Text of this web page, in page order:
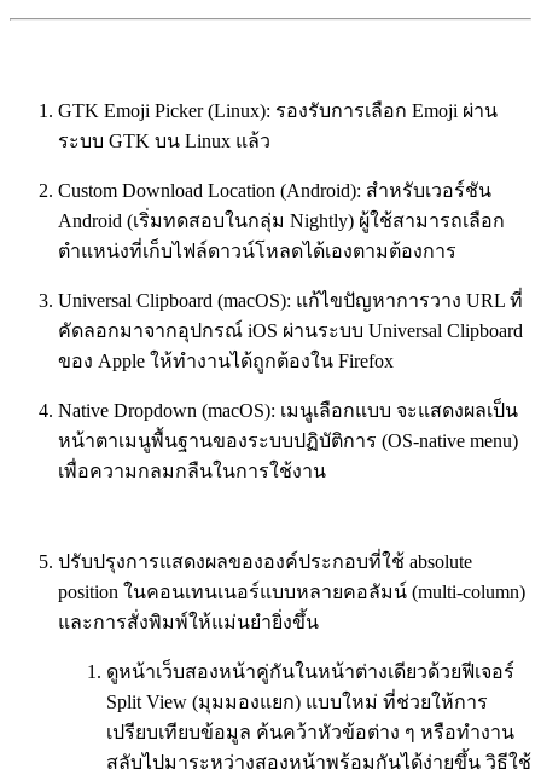
GTK Emoji Picker (Linux): รองรับการเลือก Emoji ผ่าน
ระบบ GTK บน Linux แล้ว
Custom Download Location (Android): สำหรับเวอร์ชัน
Android (เริ่มทดสอบในกลุ่ม Nightly) ผู้ใช้สามารถเลือก
ตำแหน่งที่เก็บไฟล์ดาวน์โหลดได้เองตามต้องการ
Universal Clipboard (macOS): แก้ไขปัญหาการวาง URL ที่
คัดลอกมาจากอุปกรณ์ iOS ผ่านระบบ Universal Clipboard
ของ Apple ให้ทำงานได้ถูกต้องใน Firefox
Native Dropdown (macOS): เมนูเลือกแบบ จะแสดงผลเป็น
หน้าตาเมนูพื้นฐานของระบบปฏิบัติการ (OS-native menu)
เพื่อความกลมกลืนในการใช้งาน
ปรับปรุงการแสดงผลขององค์ประกอบที่ใช้ absolute
position ในคอนเทนเนอร์แบบหลายคอลัมน์ (multi-column)
และการสั่งพิมพ์ให้แม่นยำยิ่งขึ้น
ดูหน้าเว็บสองหน้าคู่กันในหน้าต่างเดียวด้วยฟีเจอร์
Split View (มุมมองแยก) แบบใหม่ ที่ช่วยให้การ
เปรียบเทียบข้อมูล ค้นคว้าหัวข้อต่าง ๆ หรือทำงาน
สลับไปมาระหว่างสองหน้าพร้อมกันได้ง่ายขึ้น วิธีใช้